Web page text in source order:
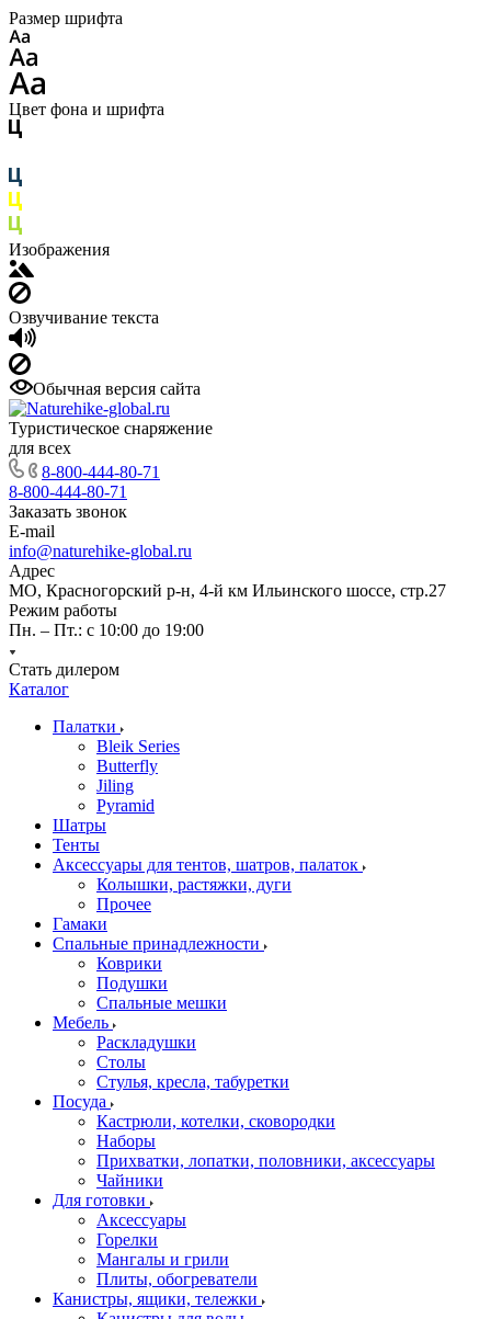
Размер шрифта
Цвет фона и шрифта
Изображения
Озвучивание текста
Обычная версия сайта
Туристическое снаряжение
для всех
8-800-444-80-71
8-800-444-80-71
Заказать звонок
E-mail
info@naturehike-global.ru
Адрес
МО, Красногорский р-н, 4-й км Ильинского шоссе, стр.27
Режим работы
Пн. – Пт.: с 10:00 до 19:00
Стать дилером
Каталог
Палатки
Bleik Series
Butterfly
Jiling
Pyramid
Шатры
Тенты
Аксессуары для тентов, шатров, палаток
Колышки, растяжки, дуги
Прочее
Гамаки
Спальные принадлежности
Коврики
Подушки
Спальные мешки
Мебель
Раскладушки
Столы
Стулья, кресла, табуретки
Посуда
Кастрюли, котелки, сковородки
Наборы
Прихватки, лопатки, половники, аксессуары
Чайники
Для готовки
Аксессуары
Горелки
Мангалы и грили
Плиты, обогреватели
Канистры, ящики, тележки